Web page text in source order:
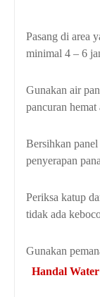
Pasang di area
minimal 4 – 6
Gunakan air
pancuran
Bersihkan
penyerapan
Periksa katup
tidak ada
Gunakan
Handal